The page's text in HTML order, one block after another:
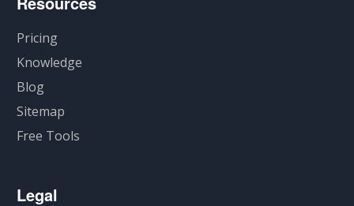
Pricing
Knowledge
Blog
Sitemap
Free Tools
Legal